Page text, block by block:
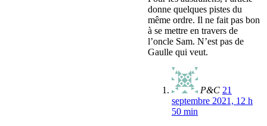
donne quelques pistes du
même ordre. Il ne fait pas bon
à se mettre en travers de
l’oncle Sam. N’est pas de
Gaulle qui veut.
P&C 21
septembre 2021, 12 h
50 min